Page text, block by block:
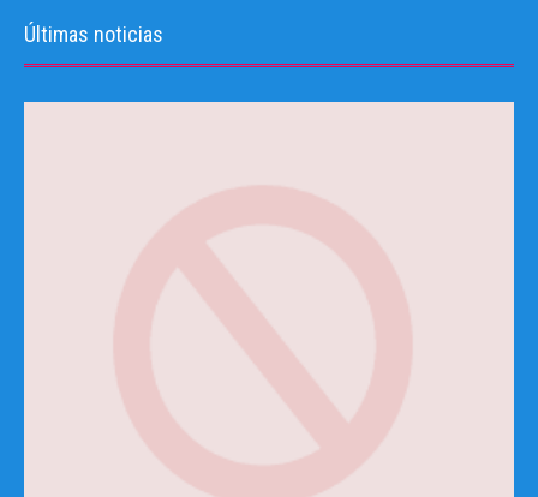
Últimas noticias